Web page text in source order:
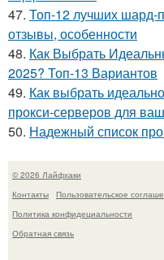
47. Топ-12 лучших шард-
отзывы, особенности
48. Как Выбрать
2025? Топ-13 Вариантов
49. Как выбрать
прокси-серверов для
50. Надежный список
© 2026 Лайфхаки
Контакты
Пользовательское
Политика конфидециальности
Обратная связь